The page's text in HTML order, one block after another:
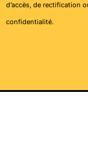
d’accès, de rectification
confidentialité.